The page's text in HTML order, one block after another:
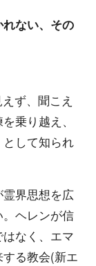
ない、その
ず、聞こえ
乗り越え、
して知られ
界思想を広
ヘレンが信
なく、エマ
る教会(新エ